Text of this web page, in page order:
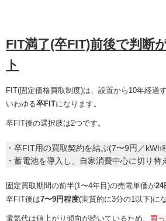
FIT満了(卒FIT)前後で判断
ト
FIT(固定価格買取制度)は、設置から10年経過
いわゆる卒FITになります。
卒FIT後の選択肢は2つです。
・卒FIT用の買取契約を結ぶ(7〜9円／kWh
・蓄電池を導入し、自家消費中心に切り替
固定買取期間の前半(1〜4年目)の売電単価が24
卒FIT後は7〜9円程度(実質的に3分の1以下)に
電気代は値上がり傾向が続いているため、 買